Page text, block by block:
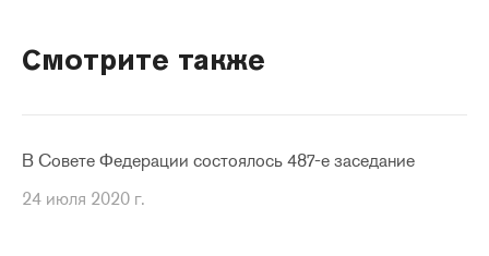
Смотрите также
В Совете Федерации состоялось 487-е заседание
24 июля 2020 г.